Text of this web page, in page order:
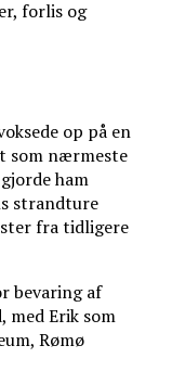
forlis og
op på en
som nærmeste
ham
strandture
fra tidligere
bevaring af
med Erik som
Rømø